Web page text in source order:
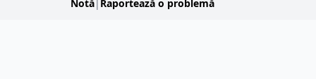
Notă| Raportează o problemă